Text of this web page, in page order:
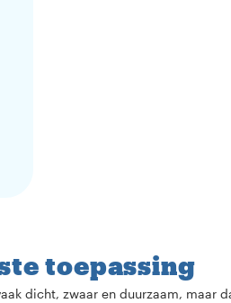
toepassing
dicht, zwaar en duurzaam, maar